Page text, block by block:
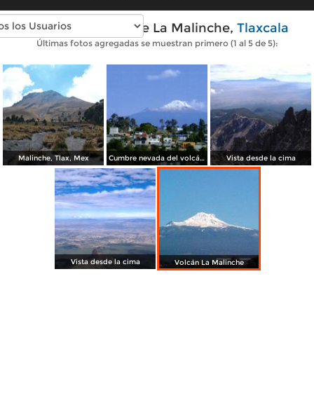
Fotos modernas de La Malinche, Tlaxcala
Últimas fotos agregadas se muestran primero (1 al 5 de 5):
Malinche, Tlax, Mex Cumbre nevada del volcán "La Malintzin" desde Tlaxcala Capital. Vista desde la cima
Vista desde la cima Volcán La Malinche